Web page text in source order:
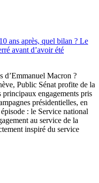
ans après, quel bilan ? Le
avant d’avoir été
d’Emmanuel Macron ?
Public Sénat profite de la
principaux engagements pris
présidentielles, en
: le Service national
au service de la
inspiré du service